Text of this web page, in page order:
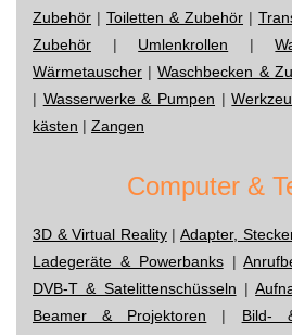
Zubehör | Toiletten & Zubehör |
Zubehör | Umlenkrollen |
Wärmetauscher |Waschbecken &
| Wasserwerke & Pumpen |
kästen | Zangen
Computer &
3D & Virtual Reality|Adapter,
Ladegeräte & Powerbanks|
DVB-T & Satelittenschüsseln |
Beamer & Projektoren | Bild-